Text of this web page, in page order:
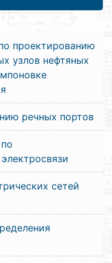
проектированию
узлов нефтяных
речных портов
сетей